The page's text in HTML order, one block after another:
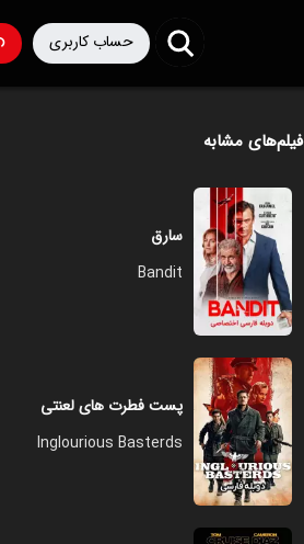
حساب کاربری
فیلم‌های مشابه
سارق
Bandit
پست فطرت های لعنتی
Inglourious Basterds